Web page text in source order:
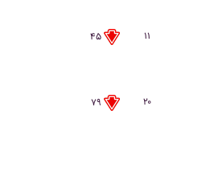
۴۵
۱۱
۷۹
۲۰